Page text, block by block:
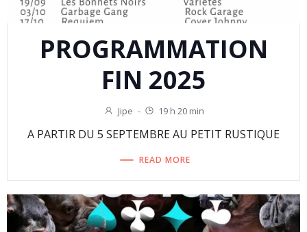
PROGRAMMATION
FIN 2025
Jipe - 19 h 20 min
A PARTIR DU 5 SEPTEMBRE AU PETIT RUSTIQUE
READ MORE